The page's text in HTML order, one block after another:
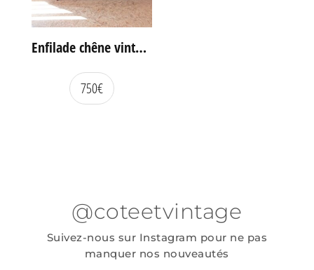
Enfilade chêne vintage portes coulissantes
750€
@coteetvintage
Suivez-nous sur Instagram pour ne pas
manquer nos nouveautés